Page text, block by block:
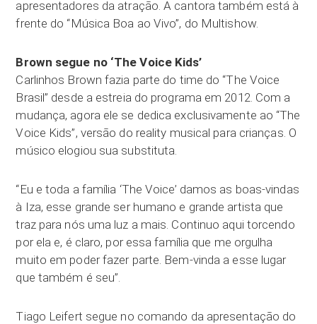
apresentadores da atração. A cantora também está à
frente do “Música Boa ao Vivo”, do Multishow.
Brown segue no ‘The Voice Kids’
Carlinhos Brown fazia parte do time do “The Voice
Brasil” desde a estreia do programa em 2012. Com a
mudança, agora ele se dedica exclusivamente ao “The
Voice Kids”, versão do reality musical para crianças. O
músico elogiou sua substituta.
“Eu e toda a família ‘The Voice’ damos as boas-vindas
à Iza, esse grande ser humano e grande artista que
traz para nós uma luz a mais. Continuo aqui torcendo
por ela e, é claro, por essa família que me orgulha
muito em poder fazer parte. Bem-vinda a esse lugar
que também é seu”.
Tiago Leifert segue no comando da apresentação do